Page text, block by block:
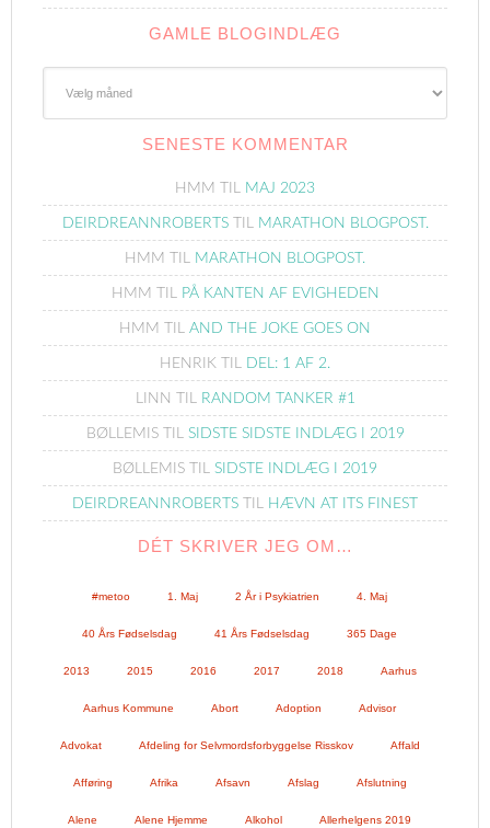
GAMLE BLOGINDLÆG
SENESTE KOMMENTAR
HMM TIL MAJ 2023
DEIRDREANNROBERTSTIL MARATHON BLOGPOST.
HMM TIL MARATHON BLOGPOST.
HMM TIL PÅ KANTEN AF EVIGHEDEN
HMM TIL AND THE JOKE GOES ON
HENRIK TIL DEL: 1 AF 2.
LINN TIL RANDOM TANKER #1
BØLLEMISTIL SIDSTE SIDSTE INDLÆG I 2019
BØLLEMIS TIL SIDSTE INDLÆG I 2019
DEIRDREANNROBERTS TIL HÆVN AT ITS FINEST
DÉT SKRIVER JEG OM…
#metoo 1. Maj 2 År i Psykiatrien 4. Maj
40 Års Fødselsdag 41 Års Fødselsdag 365 Dage
2013 2015 2016 2017 2018 Aarhus
Aarhus Kommune Abort Adoption Advisor
Advokat Afdeling for Selvmordsforbyggelse Risskov Affald
Afføring Afrika Afsavn Afslag Afslutning
Alene Alene Hjemme Alkohol Allerhelgens 2019